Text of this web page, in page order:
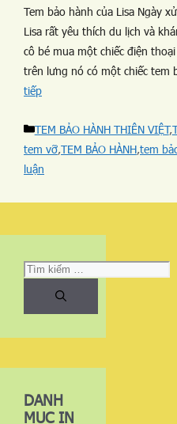
Tem bảo hành của Lisa Ngày
Lisa rất yêu thích du lịch và
cô bé mua một chiếc điện
trên lưng nó có một chiếc tem
tiếp
TEM BẢO HÀNH THIÊN VIỆT,
tem vỡ,TEM BẢO HÀNH,tem
luận
DANH
MỤC IN